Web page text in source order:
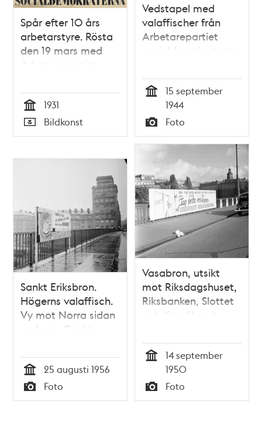
Spår efter 10 års
arbetarstyre. Rösta
den 19 mars med
Arbetarepartiet
[Valaffisch]
Tid
1931
Typ
Bildkonst
Vedstapel med
valaffischer från
Arbetarepartiet
socialdemokraterna
en affisch från
Gröna Lund
15 september
1944
Typ
Foto
Sankt Eriksbron.
Högerns valaffisch.
Vy mot Norra sidan
av bron. (Sankt
Porslinsbruket)
Tid
25 augusti 1956
Typ
Foto
Vasabron, utsikt
mot Riksdagshuset,
Riksbanken, Slottet
och Kanslihuset.
valaffisch ""Tag inte
risken -välj
Arbetarepartiet -
Socialdemokraterna""
14 september
1950
Typ
Foto